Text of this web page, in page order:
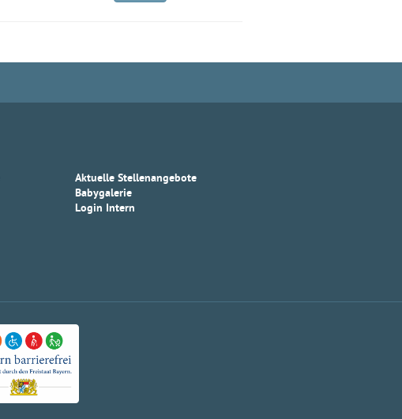
Aktuelle Stellenangebote
Babygalerie
Login Intern